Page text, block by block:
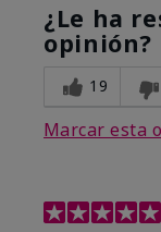
¿Le ha
opinión?
19
Marcar esta